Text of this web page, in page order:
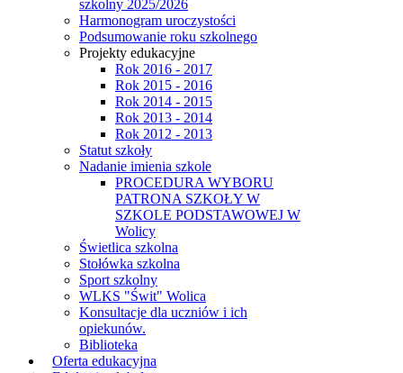
szkolny 2025/2026
Harmonogram uroczystości
Podsumowanie roku szkolnego
Projekty edukacyjne
Rok 2016 - 2017
Rok 2015 - 2016
Rok 2014 - 2015
Rok 2013 - 2014
Rok 2012 - 2013
Statut szkoły
Nadanie imienia szkole
PROCEDURA WYBORU
PATRONA SZKOŁY W
SZKOLE PODSTAWOWEJ W
Wolicy
Świetlica szkolna
Stołówka szkolna
Sport szkolny
WLKS "Świt" Wolica
Konsultacje dla uczniów i ich
opiekunów.
Biblioteka
Oferta edukacyjna